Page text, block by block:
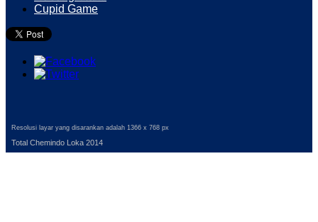
Cupid Game
Resolusi layar yang disarankan adalah 1366 x 768 px
Total Chemindo Loka 2014